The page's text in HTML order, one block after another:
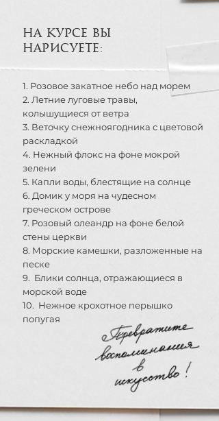
НА КУРСЕ ВЫ
НАРИСУЕТЕ:
1. Розовое закатное небо над морем
2. Летние луговые травы,
колышущиеся от ветра
3. Веточку снежноягодника с цветовой
раскладкой
4. Нежный флокс на фоне мокрой
зелени
5. Капли воды, блестящие на солнце
6. Домик у моря на чудесном
греческом острове
7. Розовый олеандр на фоне белой
стены церкви
8. Морские камешки, разложенные на
песке
9. Блики солнца, отражающиеся в
морской воде
10. Нежное крохотное перышко
попугая